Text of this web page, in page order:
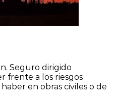
Seguro dirigido
frente a los riesgos
en obras civiles o de